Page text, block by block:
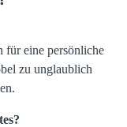
für eine persönliche
zu unglaublich